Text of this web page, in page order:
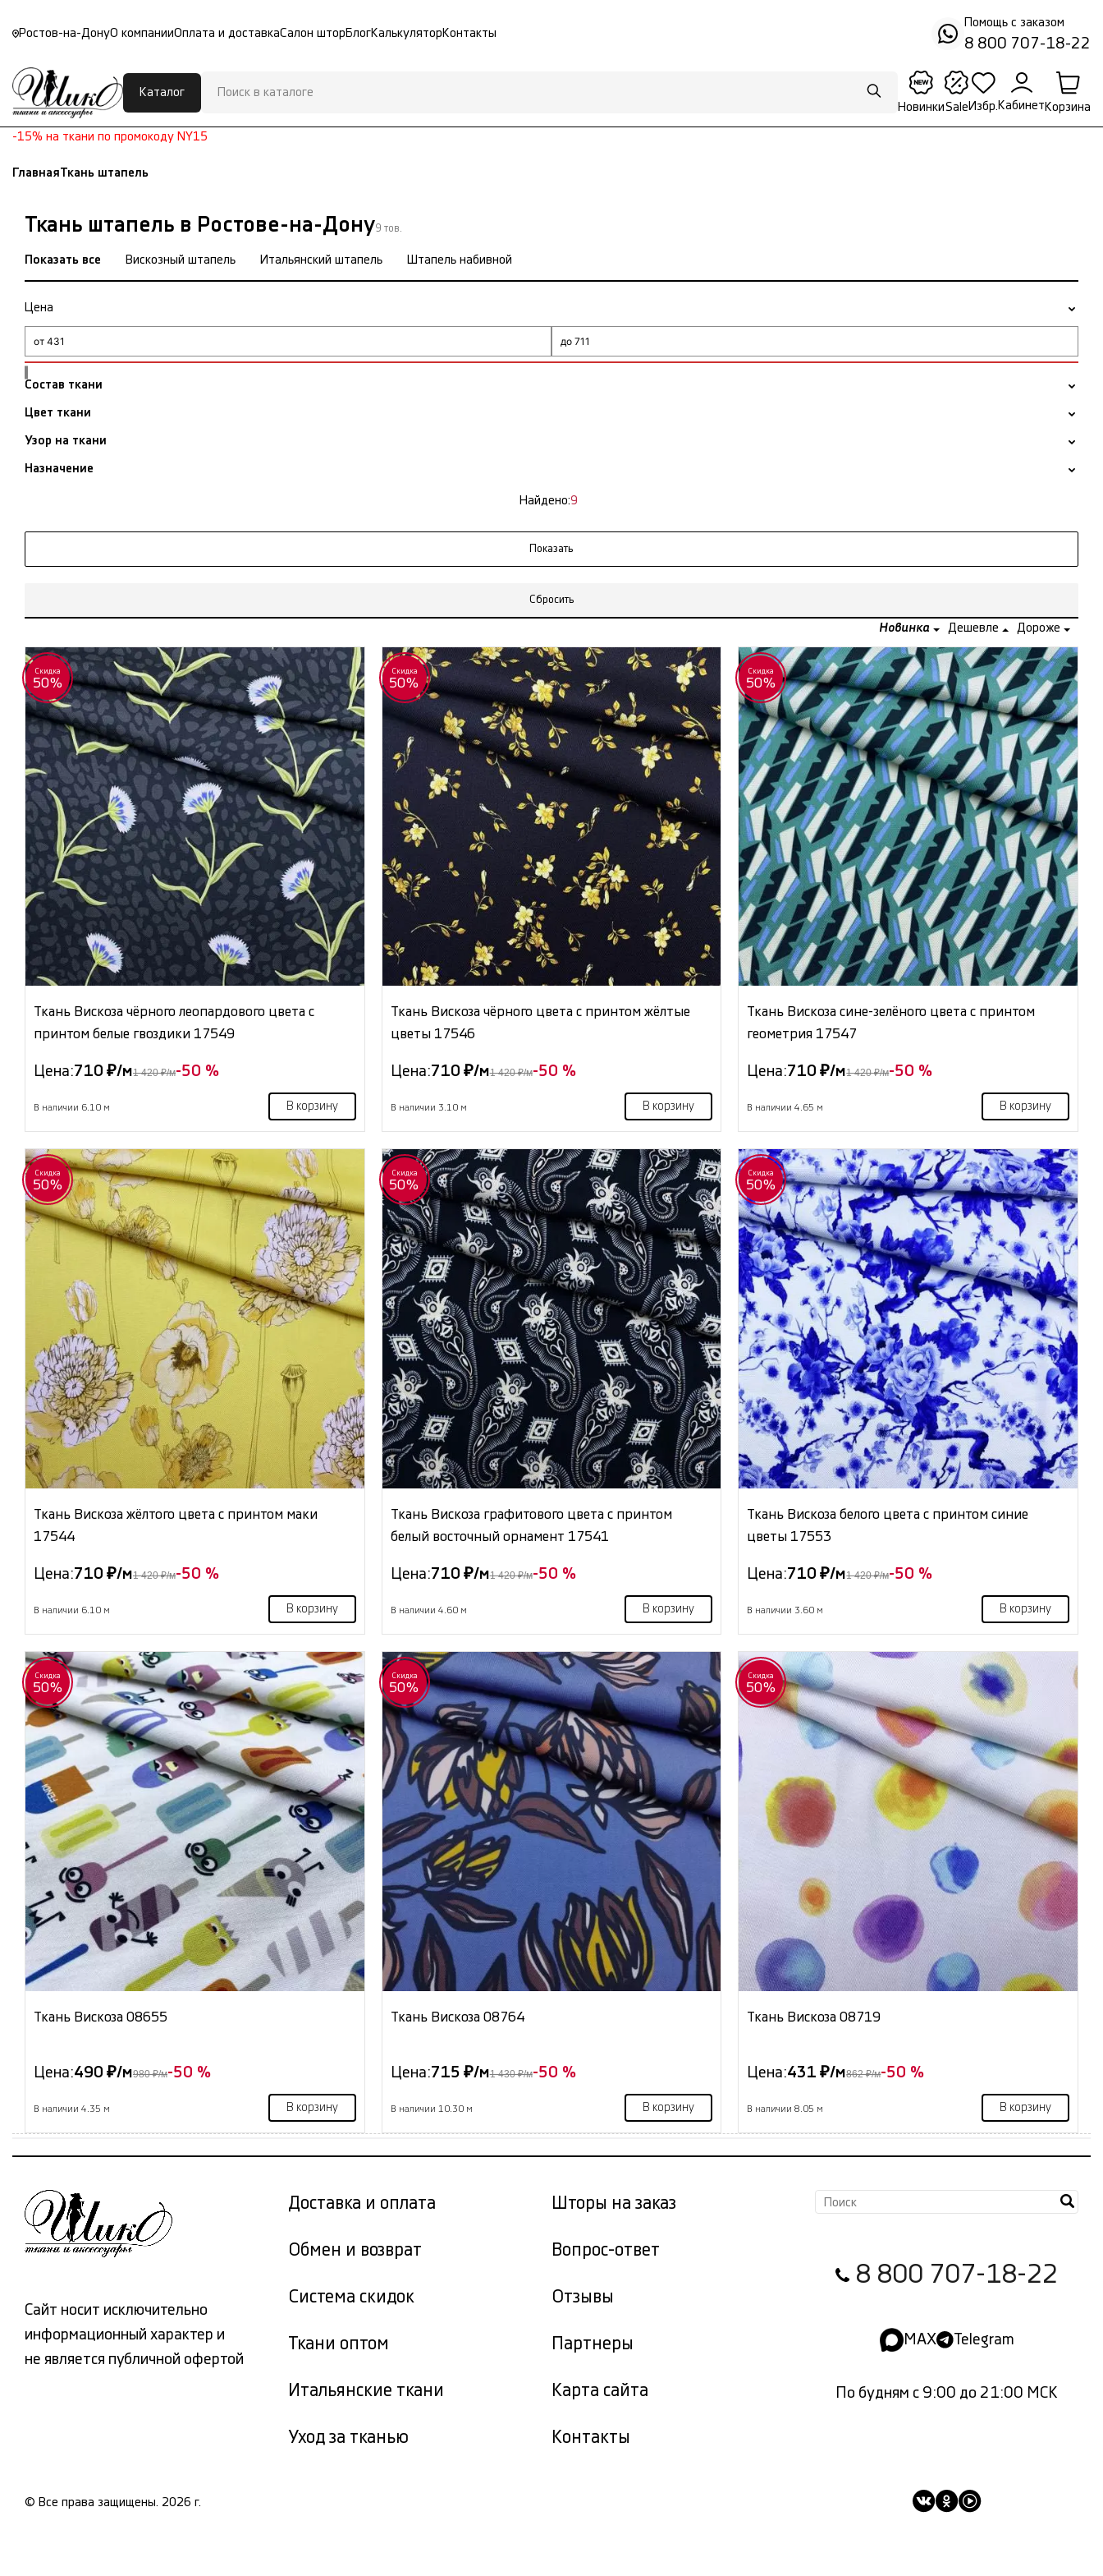
Ростов-на-ДонуО компанииОплата и доставкаСалон штор БлогКалькулятор Контакты
Помощь с заказом
8 800 707-18-22
Каталог
НовинкиSale Избр. Кабинет Корзина
-15% на ткани по промокоду NY15
ГлавнаяТкань штапель
Ткань штапель в Ростове-на-Дону9 тов.
Показать все Вискозный штапель Итальянский штапель Штапель набивной
Цена
Состав ткани
Цвет ткани
Узор на ткани
Назначение
Найдено:9
Сбросить
Новинка Дешевле Дороже
Скидка
50%
Ткань Вискоза чёрного леопардового цвета с
принтом белые гвоздики 17549
Цена:710 ₽/м1 420 ₽/м-50 %
В наличии 6.10 м В корзину
Скидка
50%
Ткань Вискоза чёрного цвета с принтом жёлтые
цветы 17546
Цена:710 ₽/м1 420 ₽/м-50 %
В наличии 3.10 м В корзину
Скидка
50%
Ткань Вискоза сине-зелёного цвета с принтом
геометрия 17547
Цена:710 ₽/м1 420 ₽/м-50 %
В наличии 4.65 м В корзину
Скидка
50%
Ткань Вискоза жёлтого цвета с принтом маки
17544
Цена:710 ₽/м1 420 ₽/м-50 %
В наличии 6.10 м В корзину
Скидка
50%
Ткань Вискоза графитового цвета с принтом
белый восточный орнамент 17541
Цена:710 ₽/м1 420 ₽/м-50 %
В наличии 4.60 м В корзину
Скидка
50%
Ткань Вискоза белого цвета с принтом синие
цветы 17553
Цена:710 ₽/м1 420 ₽/м-50 %
В наличии 3.60 м В корзину
Скидка
50%
Ткань Вискоза 08655
Цена:490 ₽/м980 ₽/м-50 %
В наличии 4.35 м В корзину
Скидка
50%
Ткань Вискоза 08764
Цена:715 ₽/м1 430 ₽/м-50 %
В наличии 10.30 м В корзину
Скидка
50%
Ткань Вискоза 08719
Цена:431 ₽/м862 ₽/м-50 %
В наличии 8.05 м В корзину
Сайт носит исключительно
информационный характер и
не является публичной офертой
Доставка и оплата
Обмен и возврат
Система скидок
Ткани оптом
Итальянские ткани
Уход за тканью
Шторы на заказ
Вопрос-ответ
Отзывы
Партнеры
Карта сайта
Контакты
8 800 707-18-22
MAX Telegram
По будням с 9:00 до 21:00 МСК
© Все права защищены. 2026 г.